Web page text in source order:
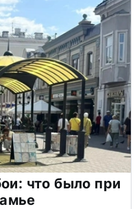
что было при